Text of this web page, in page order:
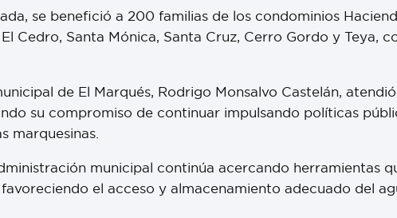
se benefició a 200 familias de los condominios
Cedro, Santa Mónica, Santa Cruz, Cerro Gordo y Teya,
de El Marqués, Rodrigo Monsalvo Castelán,
su compromiso de continuar impulsando políticas
marquesinas.
municipal continúa acercando herramientas
el acceso y almacenamiento adecuado del